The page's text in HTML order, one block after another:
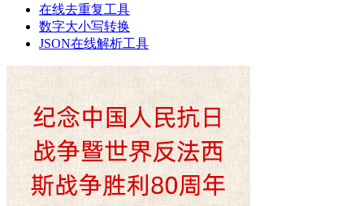
在线去重复工具
数字大小写转换
JSON在线解析工具